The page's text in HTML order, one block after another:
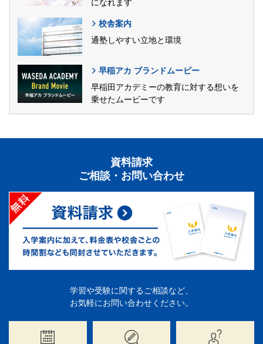
になれます
校舎案内
通塾しやすい立地と環境
早稲アカ ブランドムービー
早稲田アカデミーの教育に対する想いを
乗せたムービーです
資料請求
ご相談・お問い合わせ
学習や受験に関するご相談など、
お気軽にお問い合わせください。